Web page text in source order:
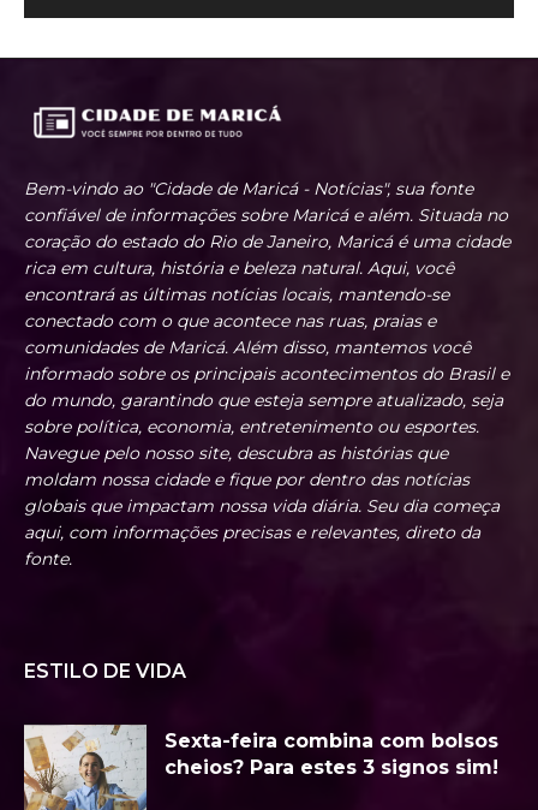
Bem-vindo ao "Cidade de Maricá - Notícias", sua fonte
confiável de informações sobre Maricá e além. Situada no
coração do estado do Rio de Janeiro, Maricá é uma cidade
rica em cultura, história e beleza natural. Aqui, você
encontrará as últimas notícias locais, mantendo-se
conectado com o que acontece nas ruas, praias e
comunidades de Maricá. Além disso, mantemos você
informado sobre os principais acontecimentos do Brasil e
do mundo, garantindo que esteja sempre atualizado, seja
sobre política, economia, entretenimento ou esportes.
Navegue pelo nosso site, descubra as histórias que
moldam nossa cidade e fique por dentro das notícias
globais que impactam nossa vida diária. Seu dia começa
aqui, com informações precisas e relevantes, direto da
fonte.
ESTILO DE VIDA
Sexta-feira combina com bolsos
cheios? Para estes 3 signos sim!